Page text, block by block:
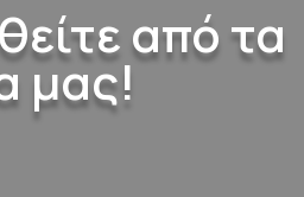
από τα
μας!